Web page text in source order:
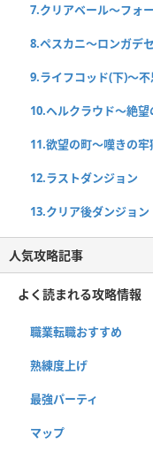
7.クリアベール〜フォ
8.ペスカニ〜ロンガデ
9.ライフコッド(下)〜
10.ヘルクラウド〜絶望
11.欲望の町〜嘆きの牢
12.ラストダンジョン
13.クリア後ダンジョン
人気攻略記事
よく読まれる攻略情報
職業転職おすすめ
熟練度上げ
最強パーティ
マップ